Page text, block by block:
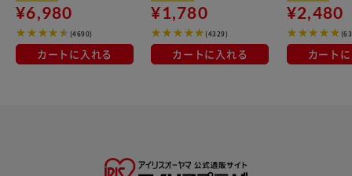
¥6,980
(4690)
カートに入れる
¥1,780
(4329)
カートに入れる
¥2,480
カート